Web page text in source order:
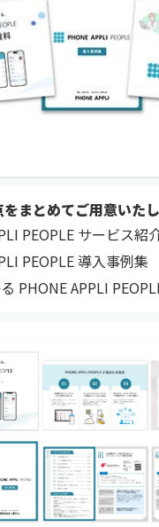
まとめてご用意いた
PEOPLE サービス紹
PEOPLE 導入事例集
PHONE APPLI